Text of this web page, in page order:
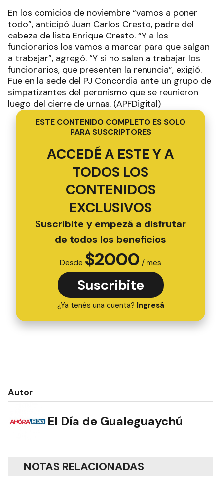
En los comicios de noviembre “vamos a poner
todo”, anticipó Juan Carlos Cresto, padre del
cabeza de lista Enrique Cresto. “Y a los
funcionarios los vamos a marcar para que salgan
a trabajar”, agregó. “Y si no salen a trabajar los
funcionarios, que presenten la renuncia”, exigió.
Fue en la sede del PJ Concordia ante un grupo de
simpatizantes del peronismo que se reunieron
luego del cierre de urnas. (APFDigital)
ESTE CONTENIDO COMPLETO ES SOLO
PARA SUSCRIPTORES
ACCEDÉ A ESTE Y A
TODOS LOS
CONTENIDOS
EXCLUSIVOS
Suscribite y empezá a disfrutar
de todos los beneficios
Desde $2000 / mes
Suscribite
¿Ya tenés una cuenta? Ingresá
Autor
El Día de Gualeguaychú
NOTAS RELACIONADAS